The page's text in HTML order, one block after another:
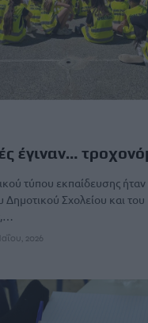
έγιναν…
τύπου εκπαίδευσης
Δημοτικού Σχολείου και του
2026